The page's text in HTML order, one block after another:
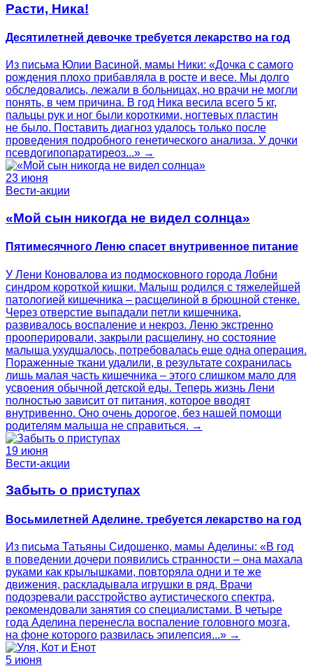
Расти, Ника!
Десятилетней девочке требуется лекарство на год
Из письма Юлии Васиной, мамы Ники: «Дочка с самого
рождения плохо прибавляла в росте и весе. Мы долго
обследовались, лежали в больницах, но врачи не могли
понять, в чем причина. В год Ника весила всего 5 кг,
пальцы рук и ног были короткими, ногтевых пластин
не было. Поставить диагноз удалось только после
проведения подробного генетического анализа. У дочки
псевдогипопаратиреоз...» →
23 июня
Вести-акции
«Мой сын никогда не видел солнца»
Пятимесячного Леню спасет внутривенное питание
У Лени Коновалова из подмосковного города Лобни
синдром короткой кишки. Малыш родился с тяжелейшей
патологией кишечника – расщелиной в брюшной стенке.
Через отверстие выпадали петли кишечника,
развивалось воспаление и некроз. Леню экстренно
прооперировали, закрыли расщелину, но состояние
малыша ухудшалось, потребовалась еще одна операция.
Пораженные ткани удалили, в результате сохранилась
лишь малая часть кишечника – этого слишком мало для
усвоения обычной детской еды. Теперь жизнь Лени
полностью зависит от питания, которое вводят
внутривенно. Оно очень дорогое, без нашей помощи
родителям малыша не справиться. →
19 июня
Вести-акции
Забыть о приступах
Восьмилетней Аделине. требуется лекарство на год
Из письма Татьяны Сидошенко, мамы Аделины: «В год
в поведении дочери появились странности – она махала
руками как крылышками, повторяла одни и те же
движения, раскладывала игрушки в ряд. Врачи
подозревали расстройство аутистического спектра,
рекомендовали занятия со специалистами. В четыре
года Аделина перенесла воспаление головного мозга,
на фоне которого развилась эпилепсия...» →
5 июня